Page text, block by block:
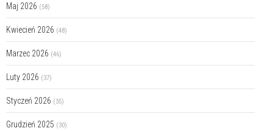
Maj 2026 (58)
Kwiecień 2026 (48)
Marzec 2026 (46)
Luty 2026 (37)
Styczeń 2026 (35)
Grudzień 2025 (30)